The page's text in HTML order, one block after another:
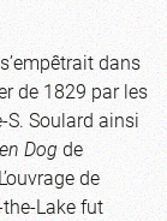
dans
de 1829 par les
S. Soulard ainsi
Dogde
de
Lake fut